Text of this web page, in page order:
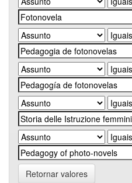
Retornar valores